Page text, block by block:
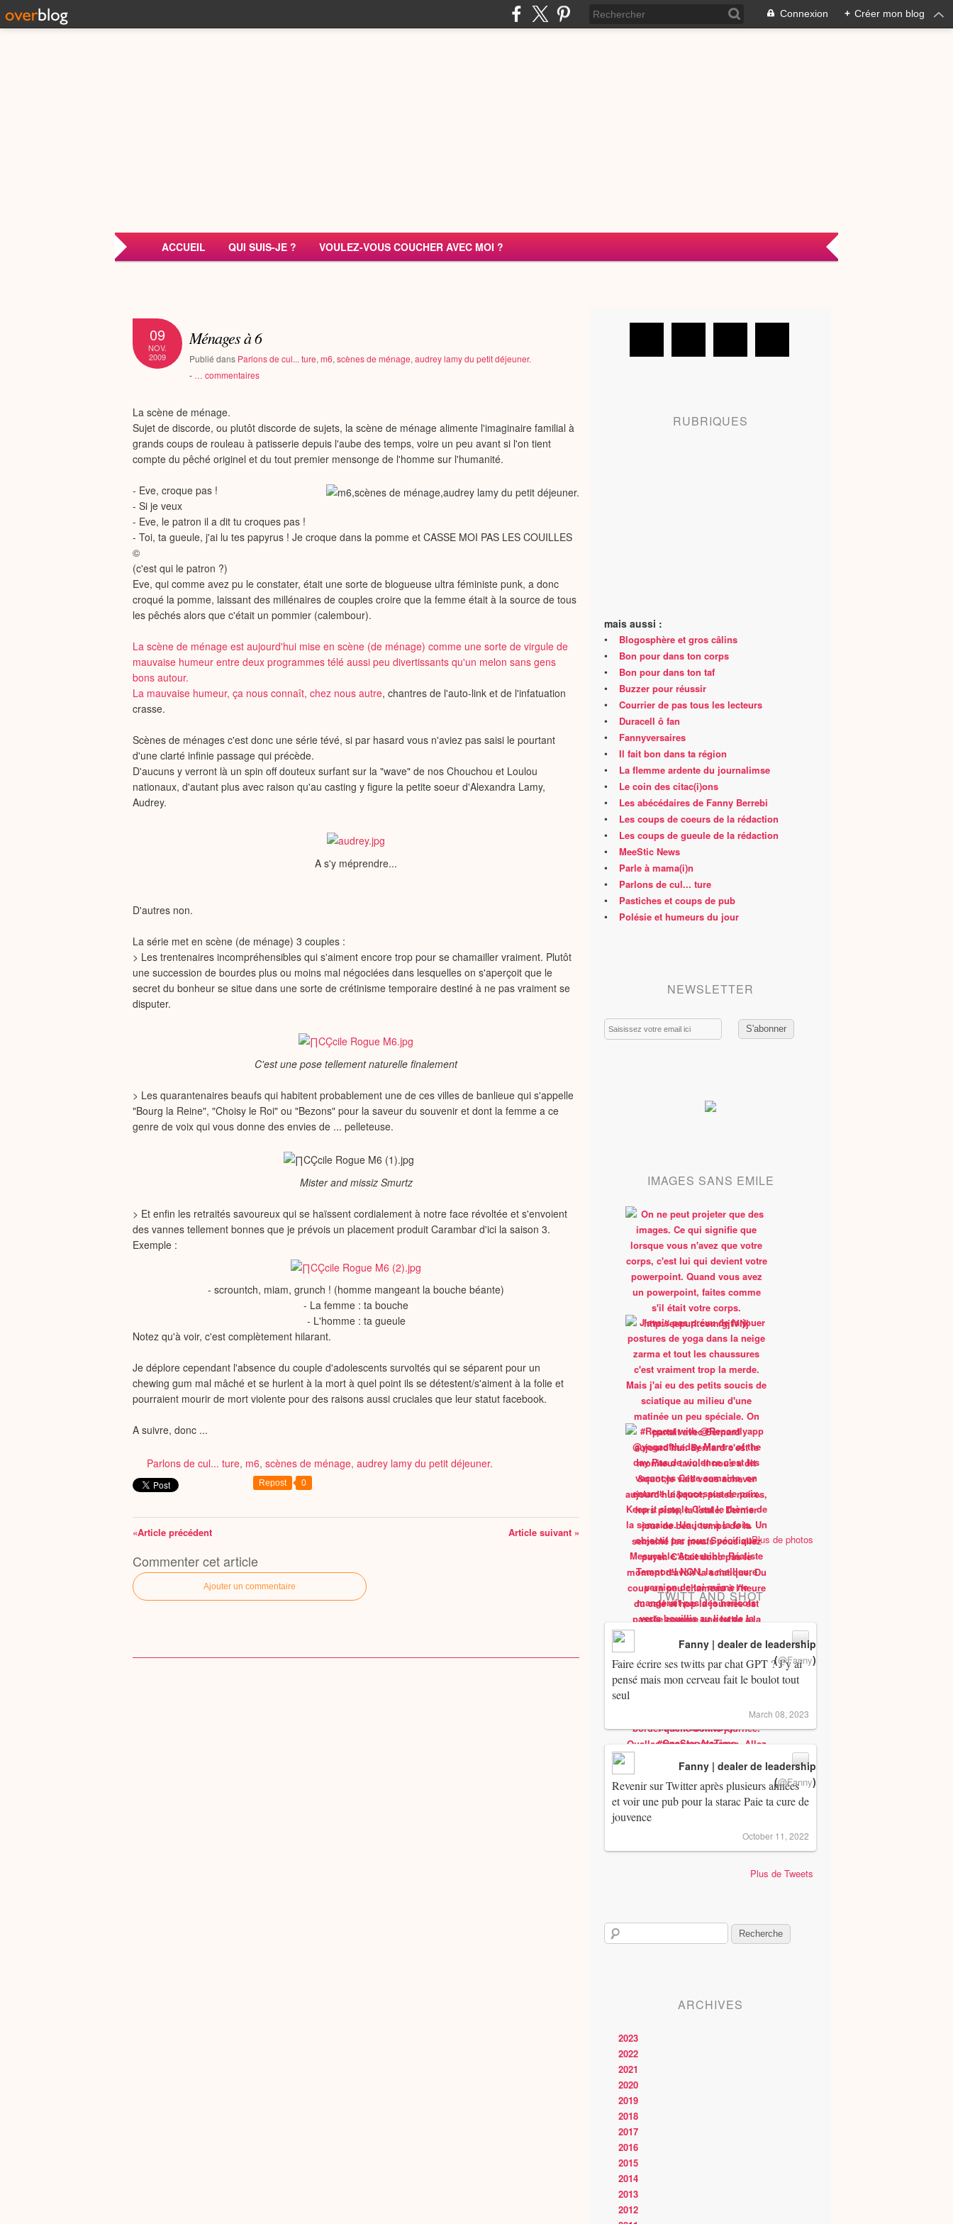
Connexion + Créer mon blog
ACCUEIL QUI SUIS-JE ? VOULEZ-VOUS COUCHER AVEC MOI ?
09
NOV.
2009
Ménages à 6
Publié dans Parlons de cul... ture, m6, scènes de ménage, audrey lamy du petit déjeuner.
- … commentaires
La scène de ménage.
Sujet de discorde, ou plutôt discorde de sujets, la scène de ménage alimente l'imaginaire familial à
grands coups de rouleau à patisserie depuis l'aube des temps, voire un peu avant si l'on tient
compte du pêché originel et du tout premier mensonge de l'homme sur l'humanité.
- Eve, croque pas !
- Si je veux
- Eve, le patron il a dit tu croques pas !
- Toi, ta gueule, j'ai lu tes papyrus ! Je croque dans la pomme et CASSE MOI PAS LES COUILLES
©
(c'est qui le patron ?)
Eve, qui comme avez pu le constater, était une sorte de blogueuse ultra féministe punk, a donc
croqué la pomme, laissant des millénaires de couples croire que la femme était à la source de tous
les pêchés alors que c'était un pommier (calembour).
La scène de ménage est aujourd'hui mise en scène (de ménage) comme une sorte de virgule de
mauvaise humeur entre deux programmes télé aussi peu divertissants qu'un melon sans gens
bons autour.
La mauvaise humeur, ça nous connaît, chez nous autre, chantres de l'auto-link et de l'infatuation
crasse.
Scènes de ménages c'est donc une série tévé, si par hasard vous n'aviez pas saisi le pourtant
d'une clarté infinie passage qui précède.
D'aucuns y verront là un spin off douteux surfant sur la "wave" de nos Chouchou et Loulou
nationaux, d'autant plus avec raison qu'au casting y figure la petite soeur d'Alexandra Lamy,
Audrey.
A s'y méprendre...
D'autres non.
La série met en scène (de ménage) 3 couples :
> Les trentenaires incompréhensibles qui s'aiment encore trop pour se chamailler vraiment. Plutôt
une succession de bourdes plus ou moins mal négociées dans lesquelles on s'aperçoit que le
secret du bonheur se situe dans une sorte de crétinisme temporaire destiné à ne pas vraiment se
disputer.
C'est une pose tellement naturelle finalement
> Les quarantenaires beaufs qui habitent probablement une de ces villes de banlieue qui s'appelle
"Bourg la Reine", "Choisy le Roi" ou "Bezons" pour la saveur du souvenir et dont la femme a ce
genre de voix qui vous donne des envies de ... pelleteuse.
Mister and missiz Smurtz
> Et enfin les retraités savoureux qui se haïssent cordialement à notre face révoltée et s'envoient
des vannes tellement bonnes que je prévois un placement produit Carambar d'ici la saison 3.
Exemple :
- scrountch, miam, grunch ! (homme mangeant la bouche béante)
- La femme : ta bouche
- L'homme : ta gueule
Notez qu'à voir, c'est complètement hilarant.
Je déplore cependant l'absence du couple d'adolescents survoltés qui se séparent pour un
chewing gum mal mâché et se hurlent à la mort à quel point ils se détestent/s'aiment à la folie et
pourraient mourir de mort violente pour des raisons aussi cruciales que leur statut facebook.
A suivre, donc ...
Parlons de cul... ture, m6, scènes de ménage, audrey lamy du petit déjeuner.
Repost 0
«Article précédent Article suivant »
Commenter cet article
Ajouter un commentaire
RUBRIQUES
mais aussi :
• Blogosphère et gros câlins
• Bon pour dans ton corps
• Bon pour dans ton taf
• Buzzer pour réussir
• Courrier de pas tous les lecteurs
• Duracell ô fan
• Fannyversaires
• Il fait bon dans ta région
• La flemme ardente du journalimse
• Le coin des citac(i)ons
• Les abécédaires de Fanny Berrebi
• Les coups de coeurs de la rédaction
• Les coups de gueule de la rédaction
• MeeStic News
• Parle à mama(i)n
• Parlons de cul... ture
• Pastiches et coups de pub
• Polésie et humeurs du jour
NEWSLETTER
Email
IMAGES SANS EMILE
Plus de photos
TWITT AND SHOT
Faire écrire ses twitts par chat GPT ? J’y ai
pensé mais mon cerveau fait le boulot tout
seul
Fanny | dealer de leadership
(@Fanny)
March 08, 2023
Revenir sur Twitter après plusieurs années
et voir une pub pour la starac Paie ta cure de
jouvence
Fanny | dealer de leadership
(@Fanny)
October 11, 2022
Plus de Tweets
ARCHIVES
2023
2022
2021
2020
2019
2018
2017
2016
2015
2014
2013
2012